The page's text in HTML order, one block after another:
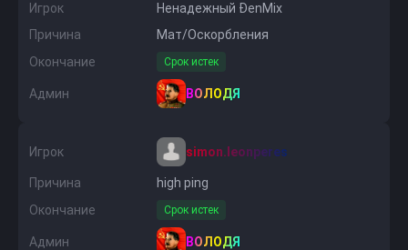
Игрок
Ненадежный ÐenMix
Причина
Мат/Оскорбления
Окончание
Срок истек
Админ ВОЛОДЯ
Игрок simon.leonperes
Причина
high ping
Окончание
Срок истек
Админ ВОЛОДЯ